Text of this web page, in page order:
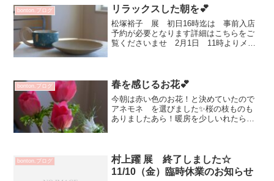
で引き続きご覧いただける...
bonton.ブログ リラックスした朝を💕
松塚裕子 展 初日16時迄は 事前入店
予約が必要となります詳細はこちらをご
覧くださいませ 2月1日 11時よりメー
で ゆっくりと朝を迎え...
bonton.ブログ 春を感じるお花💕
今朝は赤い色のお花！と決めていたので
アネモネ を選びました✨桜の枝ものも
ありましたあら！暖房を少しいれたら
こ...
bonton.ブログ
村上躍 展 終了しました☆
11/10（金）臨時休業のお知らせ